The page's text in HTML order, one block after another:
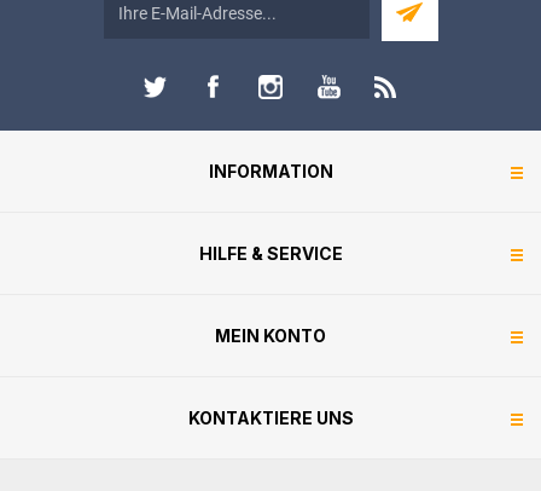
INFORMATION
HILFE & SERVICE
MEIN KONTO
KONTAKTIERE UNS